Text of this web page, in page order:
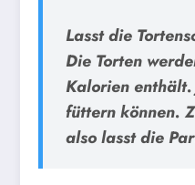
Lasst die
Die Torten
Kalorien
füttern können.
also lasst die